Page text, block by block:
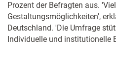
Prozent der Befragten aus.
Gestaltungsmöglichkeiten',
Deutschland. 'Die Umfrage
Individuelle und institutionelle